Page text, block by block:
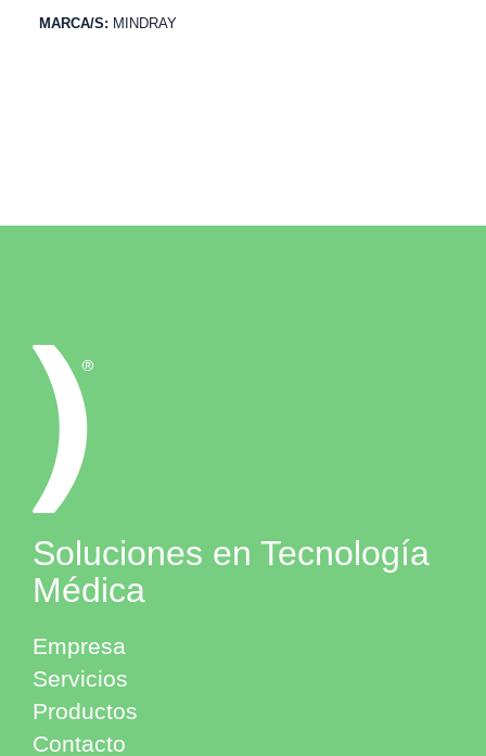
MARCA/S: MINDRAY
Soluciones en Tecnología
Médica
Empresa
Servicios
Productos
Contacto